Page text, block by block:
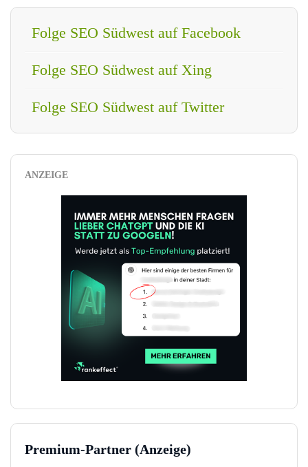
Folge SEO Südwest auf Facebook
Folge SEO Südwest auf Xing
Folge SEO Südwest auf Twitter
ANZEIGE
Premium-Partner (Anzeige)